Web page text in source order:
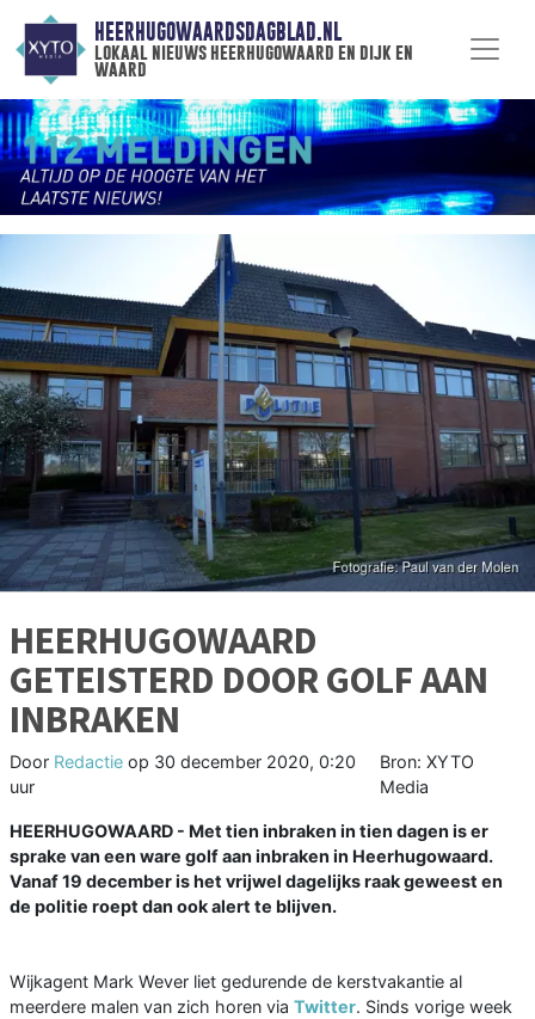
HEERHUGOWAARDSDAGBLAD.NL
lokaal nieuws heerhugowaard en dijk en
waard
HEERHUGOWAARD
GETEISTERD DOOR GOLF AAN
INBRAKEN
Door Redactie op 30 december 2020, 0:20
uur
Bron: XYTO
Media
HEERHUGOWAARD - Met tien inbraken in tien dagen is er
sprake van een ware golf aan inbraken in Heerhugowaard.
Vanaf 19 december is het vrijwel dagelijks raak geweest en
de politie roept dan ook alert te blijven.
Wijkagent Mark Wever liet gedurende de kerstvakantie al
meerdere malen van zich horen via Twitter. Sinds vorige week